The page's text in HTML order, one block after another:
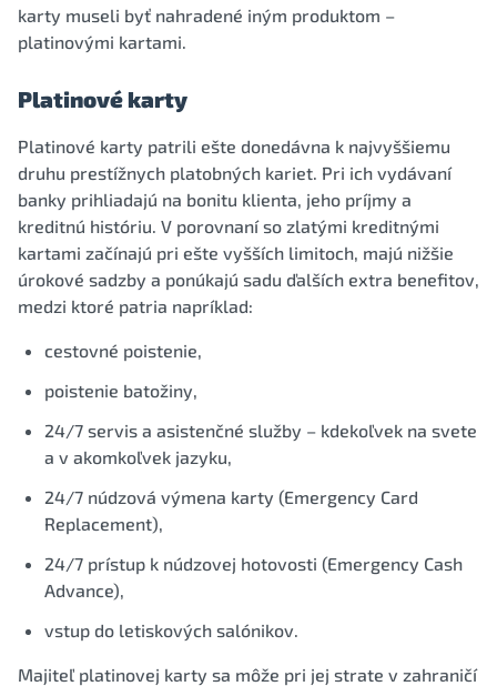
karty museli byť nahradené iným produktom –
platinovými kartami.
Platinové karty
Platinové karty patrili ešte donedávna k najvyššiemu
druhu prestížnych platobných kariet. Pri ich vydávaní
banky prihliadajú na bonitu klienta, jeho príjmy a
kreditnú históriu. V porovnaní so zlatými kreditnými
kartami začínajú pri ešte vyšších limitoch, majú nižšie
úrokové sadzby a ponúkajú sadu ďalších extra benefitov,
medzi ktoré patria napríklad:
cestovné poistenie,
poistenie batožiny,
24/7 servis a asistenčné služby – kdekoľvek na svete
a v akomkoľvek jazyku,
24/7 núdzová výmena karty (Emergency Card
Replacement),
24/7 prístup k núdzovej hotovosti (Emergency Cash
Advance),
vstup do letiskových salónikov.
Majiteľ platinovej karty sa môže pri jej strate v zahraničí